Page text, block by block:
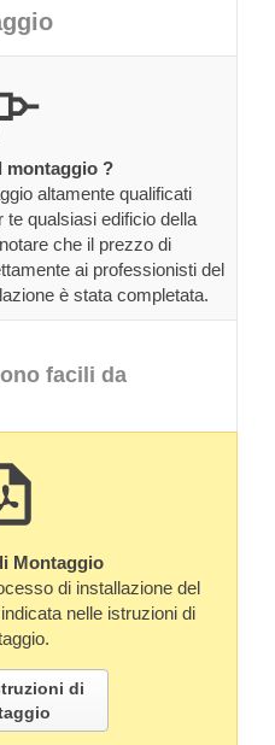
montaggio ?
altamente qualificati
te qualsiasi edificio della
che il prezzo di
ai professionisti del
è stata completata.
facili da
Montaggio
di installazione del
nelle istruzioni di
di